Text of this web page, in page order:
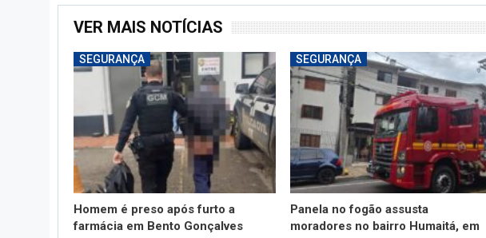
VER MAIS NOTÍCIAS
SEGURANÇA
Homem é preso após furto a
farmácia em Bento Gonçalves
SEGURANÇA
Panela no fogão assusta
moradores no bairro Humaitá, em